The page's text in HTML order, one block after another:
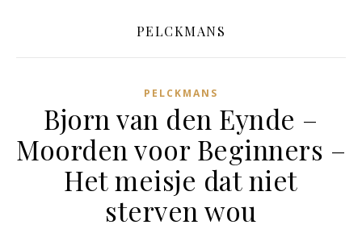
PELCKMANS
PELCKMANS
Bjorn van den Eynde –
Moorden voor Beginners –
Het meisje dat niet
sterven wou